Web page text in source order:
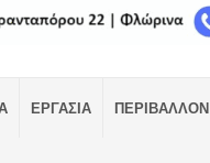
ΕΡΓΑΣΙΑ ΠΕΡΙΒΑΛΛΟΝ